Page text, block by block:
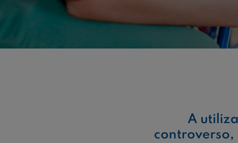
A
controverso,